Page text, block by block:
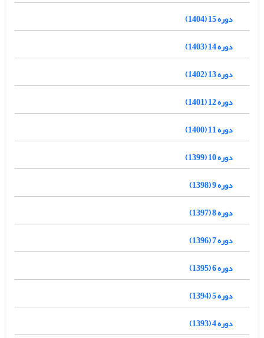
دوره 15 (1404)
دوره 14 (1403)
دوره 13 (1402)
دوره 12 (1401)
دوره 11 (1400)
دوره 10 (1399)
دوره 9 (1398)
دوره 8 (1397)
دوره 7 (1396)
دوره 6 (1395)
دوره 5 (1394)
دوره 4 (1393)